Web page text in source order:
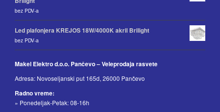
bez PDV-a
Led plafonjera KREJOS 18W/4000K akril Brilight
bez PDV-a
Makel Elektro d.o.o. Pančevo – Veleprodaja rasvete
Adresa: Novoseljanski put 165d, 26000 Pančevo
Radno vreme:
» Ponedeljak-Petak: 08-16h